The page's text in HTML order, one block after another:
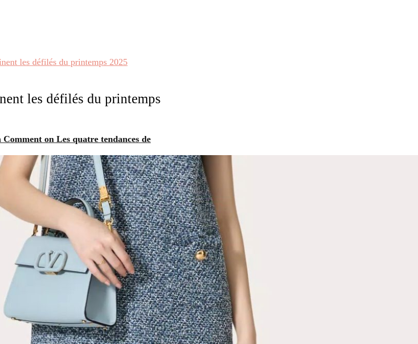
les défilés du printemps 2025
les défilés du printemps
Comment on Les quatre tendances de